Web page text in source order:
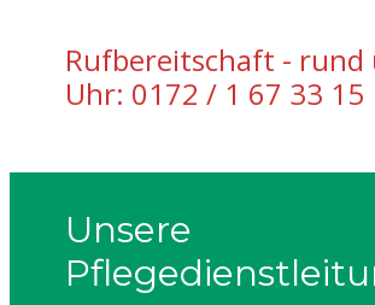
Rufbereitschaft - rund
Uhr: 0172 / 1 67 33 15
Unsere